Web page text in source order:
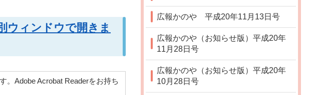
ウィンドウで開きま
。Adobe Acrobat Readerをお持ち
広報かのや 平成20年11月13日号
広報かのや（お知らせ版）平成20年
11月28日号
広報かのや（お知らせ版）平成20年
10月28日号